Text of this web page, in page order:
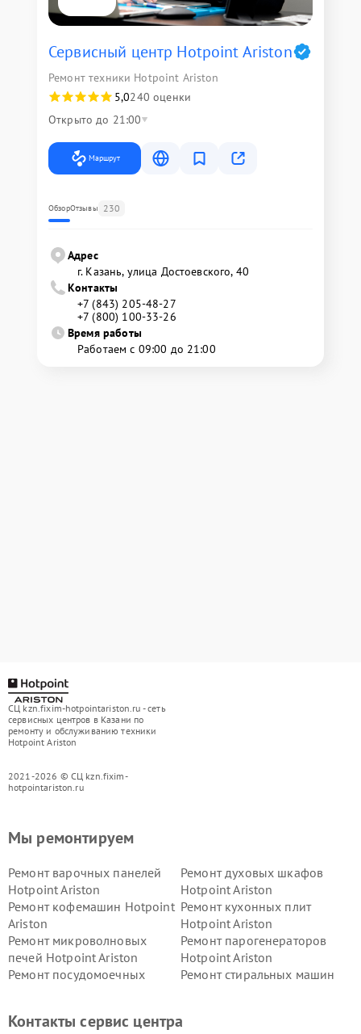
Сервисный центр Hotpoint Ariston
Ремонт техники Hotpoint Ariston
5,0240 оценки
Открыто до 21:00
Маршрут
ОбзорОтзывы 230
Адрес
г. Казань, улица Достоевского, 40
Контакты
+7 (843) 205-48-27
+7 (800) 100-33-26
Время работы
Работаем с 09:00 до 21:00
СЦ kzn.fixim-hotpointariston.ru - сеть
сервисных центров в Казани по
ремонту и обслуживанию техники
Hotpoint Ariston
2021-2026 © СЦ kzn.fixim-
hotpointariston.ru
Мы ремонтируем
Ремонт варочных панелей
Hotpoint Ariston
Ремонт духовых шкафов
Hotpoint Ariston
Ремонт кофемашин Hotpoint
Ariston
Ремонт кухонных плит
Hotpoint Ariston
Ремонт микроволновых
печей Hotpoint Ariston
Ремонт парогенераторов
Hotpoint Ariston
Ремонт посудомоечных
Ремонт стиральных машин
Hotpoint Ariston
Hotpoint Ariston
Контакты сервис центра